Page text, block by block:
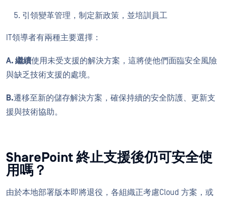
引領變革管理，制定新政策，並培訓員工
IT領導者有兩種主要選擇：
A. 繼續使用未受支援的解決方案，這將使他們面臨安全風險
與缺乏技術支援的處境。
B.遷移至新的儲存解決方案，確保持續的安全防護、更新支
援與技術協助。
SharePoint 終止支援後仍可安全使
用嗎？
由於本地部署版本即將退役，各組織正考慮Cloud 方案，或